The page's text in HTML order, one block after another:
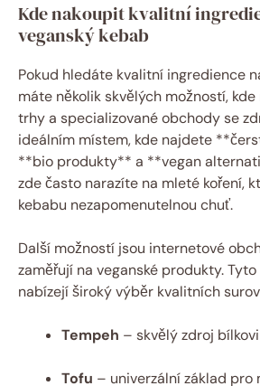
Kde nakoupit kvalitní
veganský kebab
Pokud hledáte kvalitní ingredience
máte několik skvělých možností,
trhy a specializované obchody se
ideálním místem, kde najdete
**bio produkty** a **vegan
zde často narazíte na mleté koření,
kebabu nezapomenutelnou chuť.
Další možností jsou internetové
zaměřují na veganské produkty.
nabízejí široký výběr kvalitních
Tempeh – skvělý zdroj
Tofu – univerzální základ pro